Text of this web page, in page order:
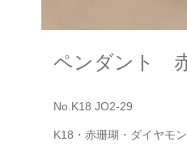
ペンダント
No.K18 JO2-29
K18・赤珊瑚・ダイヤモ